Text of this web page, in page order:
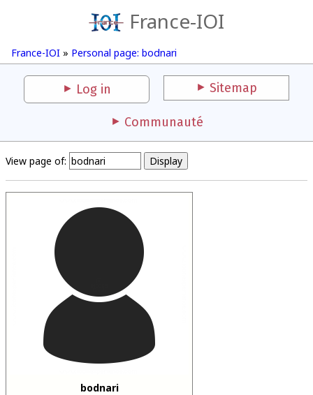
France-IOI
France-IOI » Personal page: bodnari
Log in Sitemap
Communauté
View page of:
bodnari